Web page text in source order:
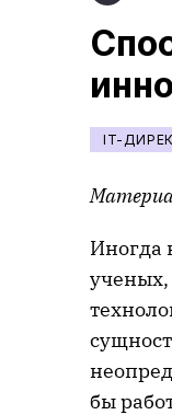
IT-
Иногда
ученых,
бы